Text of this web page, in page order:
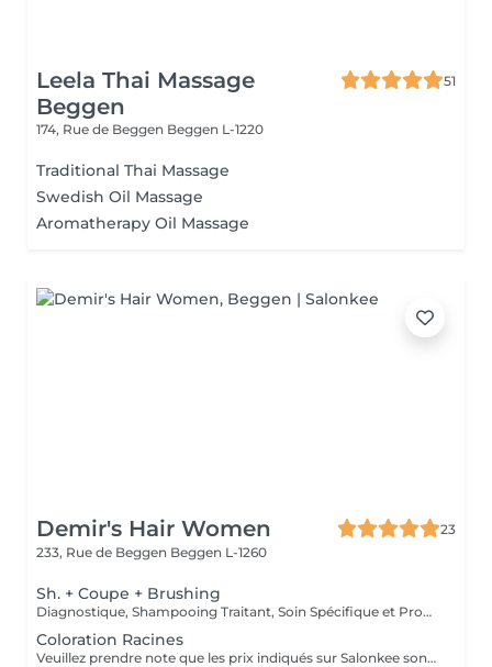
Leela Thai Massage
Beggen
51
174, Rue de Beggen Beggen L-1220
Traditional Thai Massage
Swedish Oil Massage
Aromatherapy Oil Massage
Demir's Hair Women
23
233, Rue de Beggen Beggen L-1260
Sh. + Coupe + Brushing
Diagnostique, Shampooing Traitant, Soin Spécifique et Produits Coiffants inclus
Coloration Racines
Veuillez prendre note que les prix indiqués sur Salonkee sont communiqués à titre informatif et s'entendent de base. Ces derniers sont susceptibles de varier selon le diagnostic réalisé à votre arrivée au salon et l'expertise du professionnel à qui vous confiez votre beauté. Dans tous les cas, un devis précis vous sera proposé et toutes réalisations de prestations seront effectuées avec votre accord. Un grand merci d'avance pour votre compréhension. Au plaisir de vous recevoir très vite.